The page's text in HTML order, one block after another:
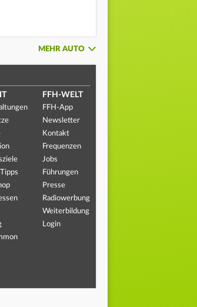
MEHR AUTO
FFH-WELT
FFH-App
Newsletter
Kontakt
Frequenzen
Jobs
Führungen
Presse
Radiowerbung
Weiterbildung
Login